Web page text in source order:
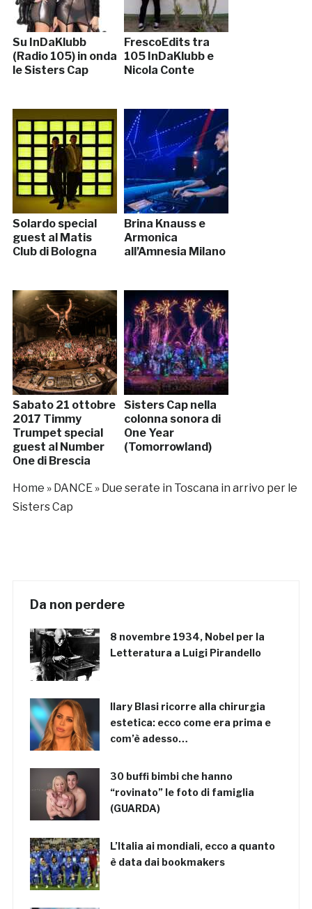
Su InDaKlubb
(Radio 105) in onda
le Sisters Cap
FrescoEdits tra
105 InDaKlubb e
Nicola Conte
Solardo special
guest al Matis
Club di Bologna
Brina Knauss e
Armonica
all’Amnesia Milano
Sabato 21 ottobre
2017 Timmy
Trumpet special
guest al Number
One di Brescia
Sisters Cap nella
colonna sonora di
One Year
(Tomorrowland)
Home » DANCE» Due serate in Toscana in arrivo per le
Sisters Cap
Da non perdere
8 novembre 1934, Nobel per la
Letteratura a Luigi Pirandello
Ilary Blasi ricorre alla chirurgia
estetica: ecco come era prima e
com’è adesso…
30 buffi bimbi che hanno
“rovinato” le foto di famiglia
(GUARDA)
L’Italia ai mondiali, ecco a quanto
è data dai bookmakers